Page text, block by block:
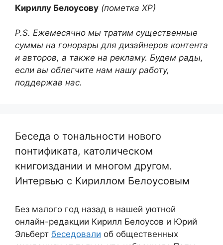
Кириллу Белоусову (пометка ХР)
P.S. Ежемесячно мы тратим существенные
суммы на гонорары для дизайнеров контента
и авторов, а также на рекламу. Будем рады,
если вы облегчите нам нашу работу,
поддержав нас.
Беседа о тональности нового
понтификата, католическом
книгоиздании и многом другом.
Интервью с Кириллом Белоусовым
Без малого год назад в нашей уютной
онлайн-редакции Кирилл Белоусов и Юрий
Эльберт беседовали об общественных